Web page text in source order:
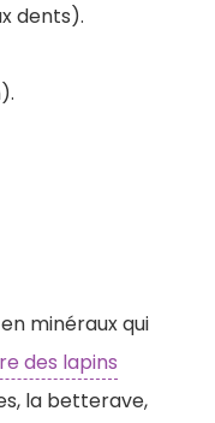
dents).
minéraux qui
des lapins
la betterave,